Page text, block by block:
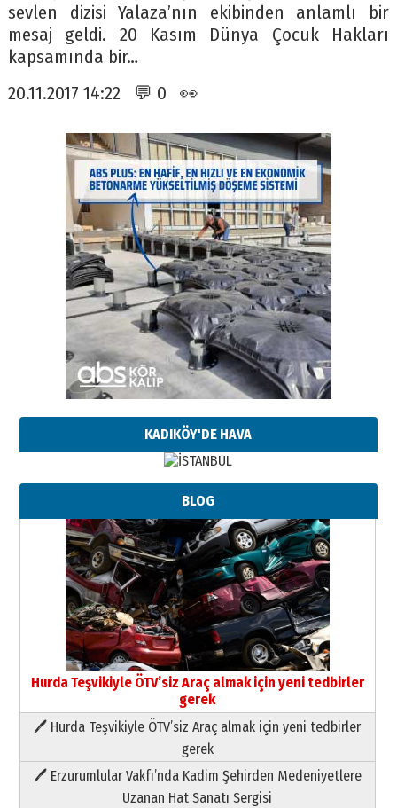
sevlen dizisi Yalaza’nın ekibinden anlamlı bir
mesaj geldi. 20 Kasım Dünya Çocuk Hakları
kapsamında bir…
20.11.2017 14:22 💬 0 👀
KADIKÖY'DE HAVA
BLOG
Hurda Teşvikiyle ÖTV’siz Araç almak için yeni tedbirler
gerek
🖊 Hurda Teşvikiyle ÖTV’siz Araç almak için yeni tedbirler
gerek
🖊 Erzurumlular Vakfı’nda Kadim Şehirden Medeniyetlere
Uzanan Hat Sanatı Sergisi
Paranın Aile Kültüründeki Yeri
03 Ağustos 2026 Pazartesi